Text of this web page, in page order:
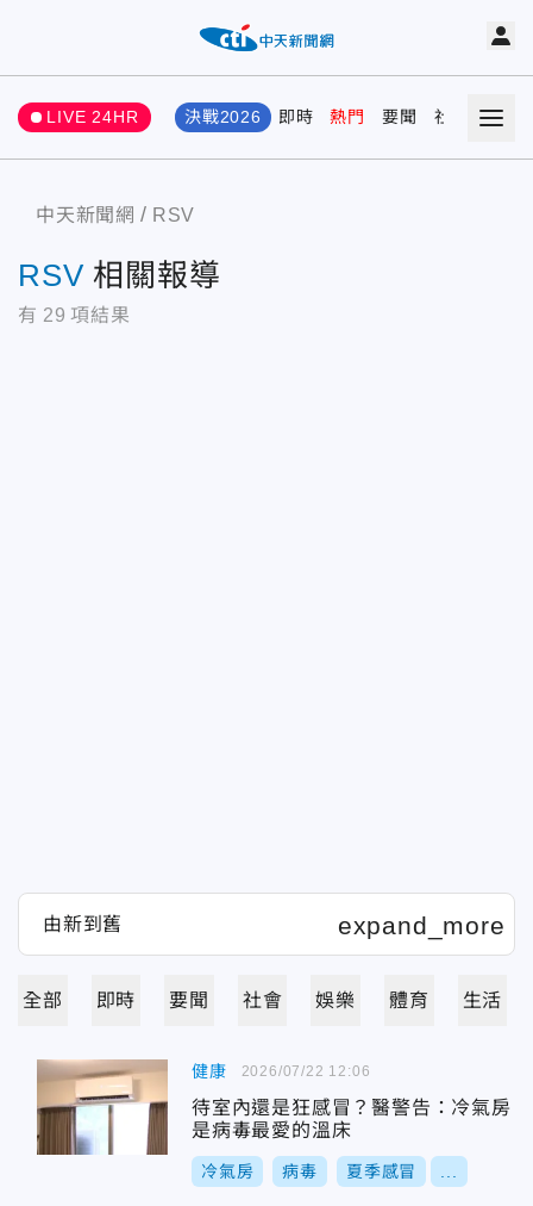
LIVE 24HR 決戰2026 即時 熱門 要聞 社會 娛樂
中天新聞網 RSV
RSV 相關報導
有 29 項結果
全部 即時 要聞 社會 娛樂 體育 生活
健康
待室內還是狂感冒？醫警告：冷氣房
是病毒最愛的溫床
冷氣房 病毒 夏季感冒
2026/07/22 12:06